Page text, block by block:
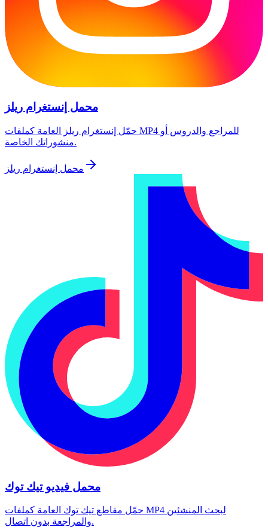
محمل إنستغرام ريلز
حمّل إنستغرام ريلز العامة كملفات MP4 للمراجع والدروس أو
منشوراتك الخاصة.
محمل إنستغرام ريلز
محمل فيديو تيك توك
حمّل مقاطع تيك توك العامة كملفات MP4 لبحث المنشئين
والمراجعة بدون اتصال.